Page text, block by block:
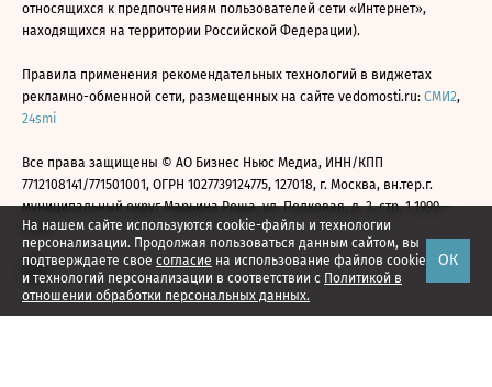
На нашем сайте используются cookie-файлы и технологии
персонализации. Продолжая пользоваться данным сайтом, вы
подтверждаете свое согласие на использование файлов cookie
и технологий персонализации в соответствии с Политикой в
отношении обработки персональных данных.
ОК
относящихся к предпочтениям пользователей сети «Интернет»,
находящихся на территории Российской Федерации).
Правила применения рекомендательных технологий в виджетах
рекламно-обменной сети, размещенных на сайте vedomosti.ru: СМИ2,
24smi
Все права защищены © АО Бизнес Ньюс Медиа, ИНН/КПП
7712108141/771501001, ОГРН 1027739124775, 127018, г. Москва, вн.тер.г.
муниципальный округ Марьина Роща, ул. Полковая, д. 3, стр. 1 1999—
2026